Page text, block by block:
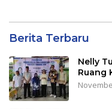
Berita Terbaru
Nelly
Ruang